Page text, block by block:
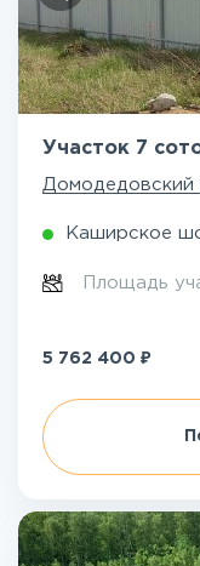
Участок 7
Домодедовский
Каширское
Площадь
5 762 400 ₽